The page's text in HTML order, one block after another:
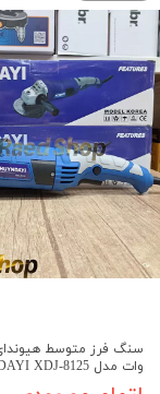
وات مدل HUYNDAYI XDJ-8125